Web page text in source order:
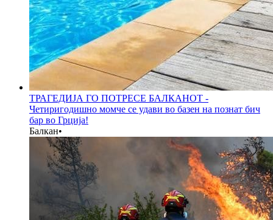
ТРАГЕДИЈА ГО ПОТРЕСЕ БАЛКАНОТ -
Четиригодишно момче се удави во базен на познат бич
бар во Грција!
Балкан•